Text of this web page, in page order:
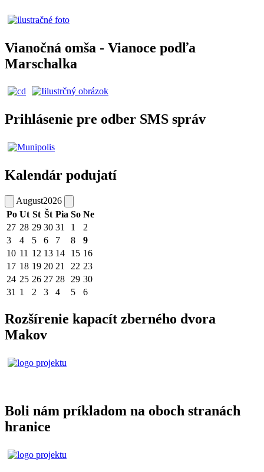
Vianočná omša - Vianoce podľa
Marschalka
Prihlásenie pre odber SMS správ
Kalendár podujatí
August2026
Po Ut St Št Pia So Ne
27 28 29 30 31 1
2
3
4 5 6 7 8
9
10 11 12 13 14 15 16
17 18 19 20 21 22 23
24 25 26 27 28 29 30
31 1 2 3 4 5 6
Rozšírenie kapacít zberného dvora
Makov
Boli nám príkladom na oboch stranách
hranice